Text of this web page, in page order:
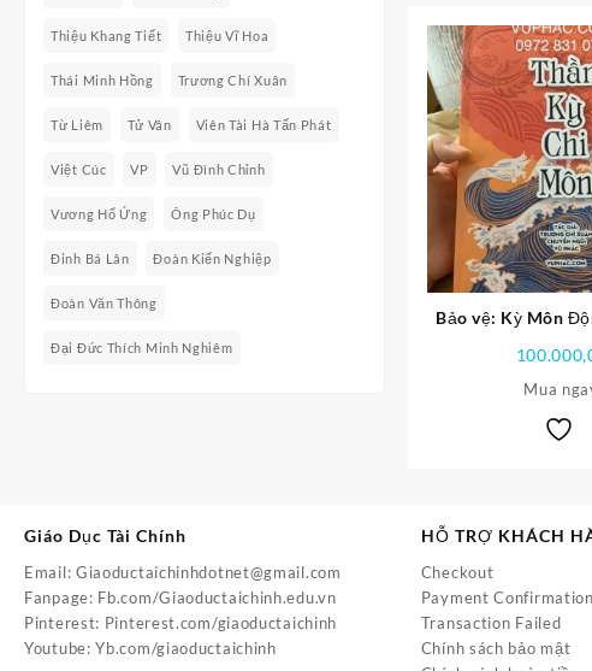
Thiệu Khang Tiết Thiệu Vĩ Hoa
Thái Minh Hồng Trương Chí Xuân
Từ Liêm Tử Vân Viên Tài Hà Tấn Phát
Việt Cúc VP Vũ Đình Chỉnh
Vương Hổ Ứng Ông Phúc Dụ
Đinh Bá Lân Đoàn Kiến Nghiệp
Đoàn Văn Thông
Đại Đức Thích Minh Nghiêm
Bảo vệ: Kỳ Môn
Mua
Giáo Dục Tài Chính
Email: Giaoductaichinhdotnet@gmail.com
Fanpage: Fb.com/Giaoductaichinh.edu.vn
Pinterest: Pinterest.com/giaoductaichinh
Youtube:Yb.com/giaoductaichinh
HỖ TRỢ KHÁCH
Checkout
Payment Confirmation
Transaction Failed
Chính sách bảo mật